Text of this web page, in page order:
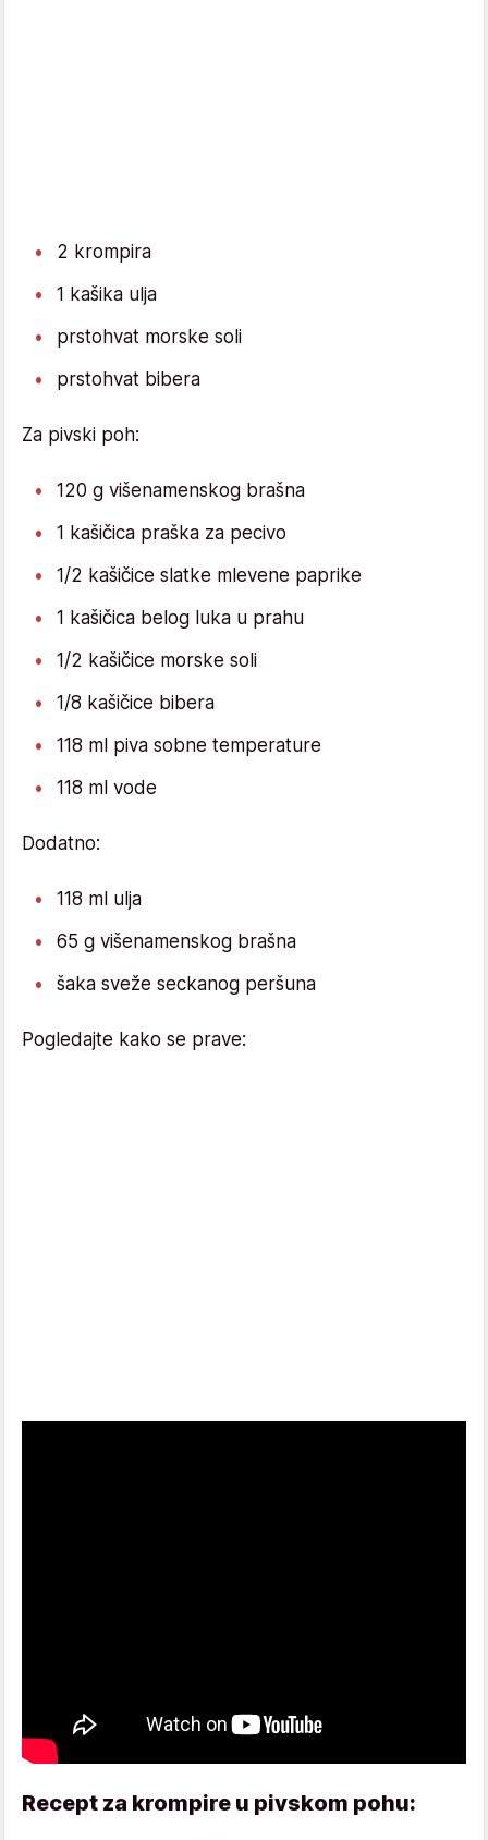
2 krompira
1 kašika ulja
prstohvat morske soli
prstohvat bibera
Za pivski poh:
120 g višenamenskog brašna
1 kašičica praška za pecivo
1/2 kašičice slatke mlevene paprike
1 kašičica belog luka u prahu
1/2 kašičice morske soli
1/8 kašičice bibera
118 ml piva sobne temperature
118 ml vode
Dodatno:
118 ml ulja
65 g višenamenskog brašna
šaka sveže seckanog peršuna
Pogledajte kako se prave:
Recept za krompire u pivskom pohu: